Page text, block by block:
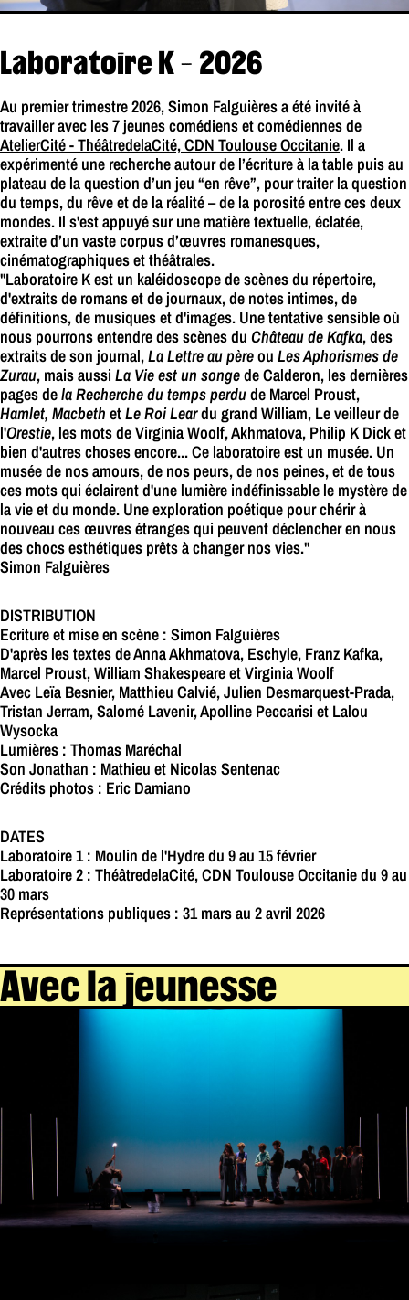
Laboratoire K - 2026
Au premier trimestre 2026, Simon Falguières a été invité à
travailler avec les 7 jeunes comédiens et comédiennes de
AtelierCité - ThéâtredelaCité, CDN Toulouse Occitanie. Il a
expérimenté une recherche autour de l’écriture à la table puis au
plateau de la question d’un jeu “en rêve”, pour traiter la question
du temps, du rêve et de la réalité – de la porosité entre ces deux
mondes. Il s'est appuyé sur une matière textuelle, éclatée,
extraite d’un vaste corpus d’œuvres romanesques,
cinématographiques et théâtrales.
"Laboratoire K est un kaléidoscope de scènes du répertoire,
d'extraits de romans et de journaux, de notes intimes, de
définitions, de musiques et d'images. Une tentative sensible où
nous pourrons entendre des scènes du Château de Kafka, des
extraits de son journal,La Lettre au pèreou Les Aphorismes de
Zurau, mais aussi La Vie est un songede Calderon, les dernières
pages dela Recherche du temps perdude Marcel Proust,
Hamlet, Macbeth etLe Roi Leardu grand William, Le veilleur de
l'Orestie, les mots de Virginia Woolf, Akhmatova, Philip K Dick et
bien d'autres choses encore... Ce laboratoire est un musée. Un
musée de nos amours, de nos peurs, de nos peines, et de tous
ces mots qui éclairent d'une lumière indéfinissable le mystère de
la vie et du monde. Une exploration poétique pour chérir à
nouveau ces œuvres étranges qui peuvent déclencher en nous
des chocs esthétiques prêts à changer nos vies."
Simon Falguières
DISTRIBUTION
Ecriture et mise en scène : Simon Falguières
D'après les textes de Anna Akhmatova, Eschyle, Franz Kafka,
Marcel Proust, William Shakespeare et Virginia Woolf
Avec Leïa Besnier, Matthieu Calvié, Julien Desmarquest-Prada,
Tristan Jerram, Salomé Lavenir, Apolline Peccarisi et Lalou
Wysocka
Lumières : Thomas Maréchal
Son Jonathan : Mathieu et Nicolas Sentenac
Crédits photos : Eric Damiano
DATES
Laboratoire 1 : Moulin de l'Hydre du 9 au 15 février
Laboratoire 2 : ThéâtredelaCité, CDN Toulouse Occitanie du 9 au
30 mars
Représentations publiques : 31 mars au 2 avril 2026
Avec la jeunesse